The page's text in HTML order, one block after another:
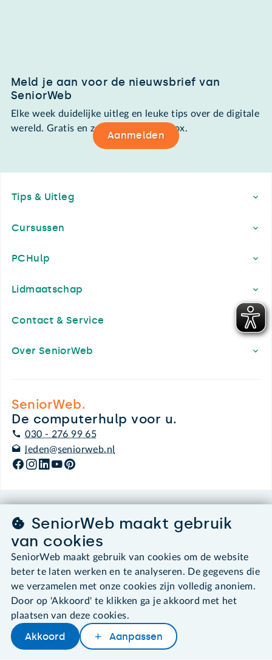
Later lezenDelenWoordenboek
Meld je aan voor de nieuwsbrief van
SeniorWeb
Elke week duidelijke uitleg en leuke tips over de digitale
wereld. Gratis en zomaar in de mailbox.
Aanmelden
Tips & Uitleg
Cursussen
PCHulp
Lidmaatschap
Contact & Service
Over SeniorWeb
SeniorWeb.
De computerhulp voor u.
030 - 276 99 65
leden@seniorweb.nl
©2026 SeniorWeb
Algemene voorwaarden
Cookies en cookie-instellingen
Disclaimer
Privacybeleid
About SeniorWeb
SeniorWeb maakt gebruik
van cookies
SeniorWeb maakt gebruik van cookies om de website
beter te laten werken en te analyseren. De gegevens die
we verzamelen met onze cookies zijn volledig anoniem.
Door op 'Akkoord' te klikken ga je akkoord met het
plaatsen van deze cookies.
Akkoord Aanpassen